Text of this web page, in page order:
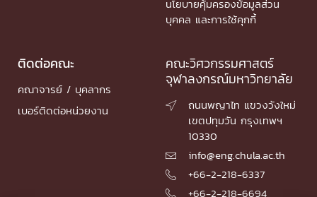
นโยบายคุ้มครองข้อมูลส่วน
บุคคล และการใช้คุกกี้
ติดต่อคณะ
คณาจารย์ / บุคลากร
เบอร์ติดต่อหน่วยงาน
คณะวิศวกรรมศาสตร์
จุฬาลงกรณ์มหาวิทยาลัย

ถนนพญาไท แขวงวังใหม่
เขตปทุมวัน กรุงเทพฯ
10330
 info@eng.chula.ac.th
 +66-2-218-6337
 +66-2-218-6694